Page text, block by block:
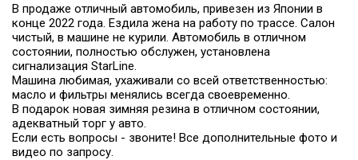
В продаже отличный автомобиль, привезен из Японии в
конце 2022 года. Ездила жена на работу по трассе. Салон
чистый, в машине не курили. Автомобиль в отличном
состоянии, полностью обслужен, установлена
сигнализация StarLine.
Машина любимая, ухаживали со всей ответственностью:
масло и фильтры менялись всегда своевременно.
В подарок новая зимняя резина в отличном состоянии,
адекватный торг у авто.
Если есть вопросы - звоните! Все дополнительные фото и
видео по запросу.